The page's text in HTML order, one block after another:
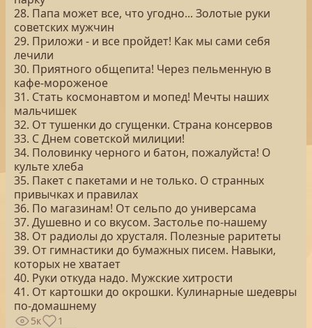
28. Папа может все, что угодно... Золотые руки
советских мужчин
29. Приложи - и все пройдет! Как мы сами себя
лечили
30. Приятного общепита! Через пельменную в
кафе-мороженое
31. Стать космонавтом и мопед! Мечты наших
мальчишек
32. От тушенки до сгущенки. Страна консервов
33. С Днем советской милиции!
34. Половинку черного и батон, пожалуйста! О
культе хлеба
35. Пакет с пакетами и не только. О странных
привычках и правилах
36. По магазинам! От сельпо до универсама
37. Душевно и со вкусом. Застолье по-нашему
38. От радиолы до хрусталя. Полезные раритеты
39. От гимнастики до бумажных писем. Навыки,
которых не хватает
40. Руки откуда надо. Мужские хитрости
41. От картошки до окрошки. Кулинарные шедевры
по-домашнему
5к 1